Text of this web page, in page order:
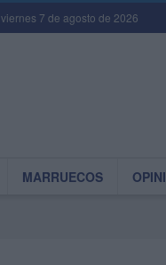
viernes 7 de agosto de 2026
MARRUECOS